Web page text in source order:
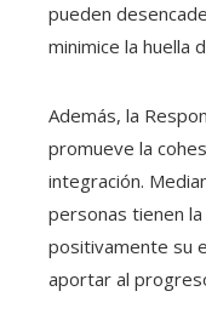
pueden
minimice la huella
Además, la
promueve la
integración.
personas tienen
positivamente su
aportar al